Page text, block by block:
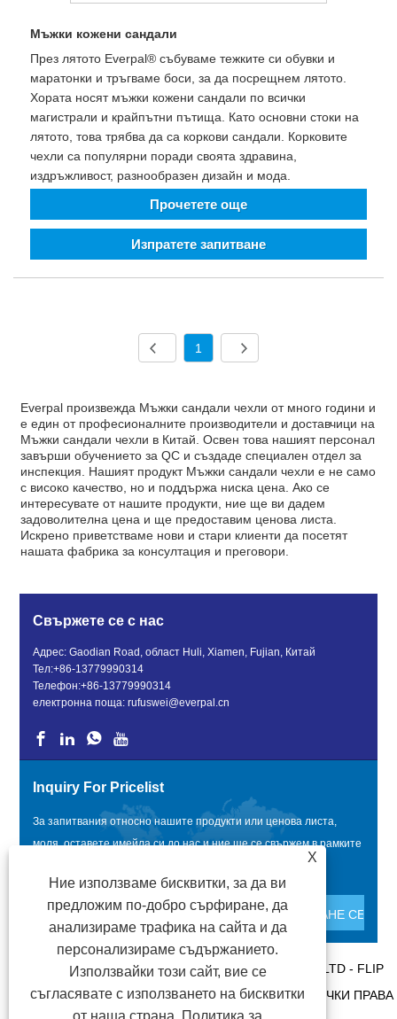
Мъжки кожени сандали
През лятото Everpal® събуваме тежките си обувки и
маратонки и тръгваме боси, за да посрещнем лятото.
Хората носят мъжки кожени сандали по всички
магистрали и крайпътни пътища. Като основни стоки на
лятото, това трябва да са коркови сандали. Корковите
чехли са популярни поради своята здравина,
издръжливост, разнообразен дизайн и мода.
Прочетете още
Изпратете запитване
1
Everpal произвежда Мъжки сандали чехли от много години и
е един от професионалните производители и доставчици на
Мъжки сандали чехли в Китай. Освен това нашият персонал
завърши обучението за QC и създаде специален отдел за
инспекция. Нашият продукт Мъжки сандали чехли е не само
с високо качество, но и поддържа ниска цена. Ако се
интересувате от нашите продукти, ние ще ви дадем
задоволителна цена и ще предоставим ценова листа.
Искрено приветстваме нови и стари клиенти да посетят
нашата фабрика за консултация и преговори.
Свържете се с нас
Адрес: Gaodian Road, област Huli, Xiamen, Fujian, Китай
Тел:+86-13779990314
Телефон:+86-13779990314
електронна поща:rufuswei@everpal.cn
Inquiry For Pricelist
За запитвания относно нашите продукти или ценова листа,
моля, оставете имейла си до нас и ние ще се свържем в рамките
COPYRIGHT © 2022 XIAMEN EVERPAL TRADE CO., LTD - FLIP
FLOPS, SANDALS FLIPPERS, SLIDES SLIPPERS - ВСИЧКИ ПРАВА
X
Ние използваме бисквитки, за да ви
предложим по-добро сърфиране, да
анализираме трафика на сайта и да
персонализираме съдържанието.
Използвайки този сайт, вие се
съгласявате с използването на бисквитки
от наша страна.
Политика за